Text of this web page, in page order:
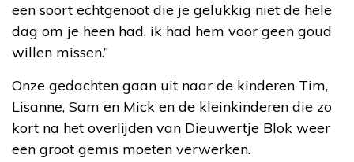
een soort echtgenoot die je gelukkig niet de hele
dag om je heen had, ik had hem voor geen goud
willen missen.”
Onze gedachten gaan uit naar de kinderen Tim,
Lisanne, Sam en Mick en de kleinkinderen die zo
kort na het overlijden van Dieuwertje Blok weer
een groot gemis moeten verwerken.